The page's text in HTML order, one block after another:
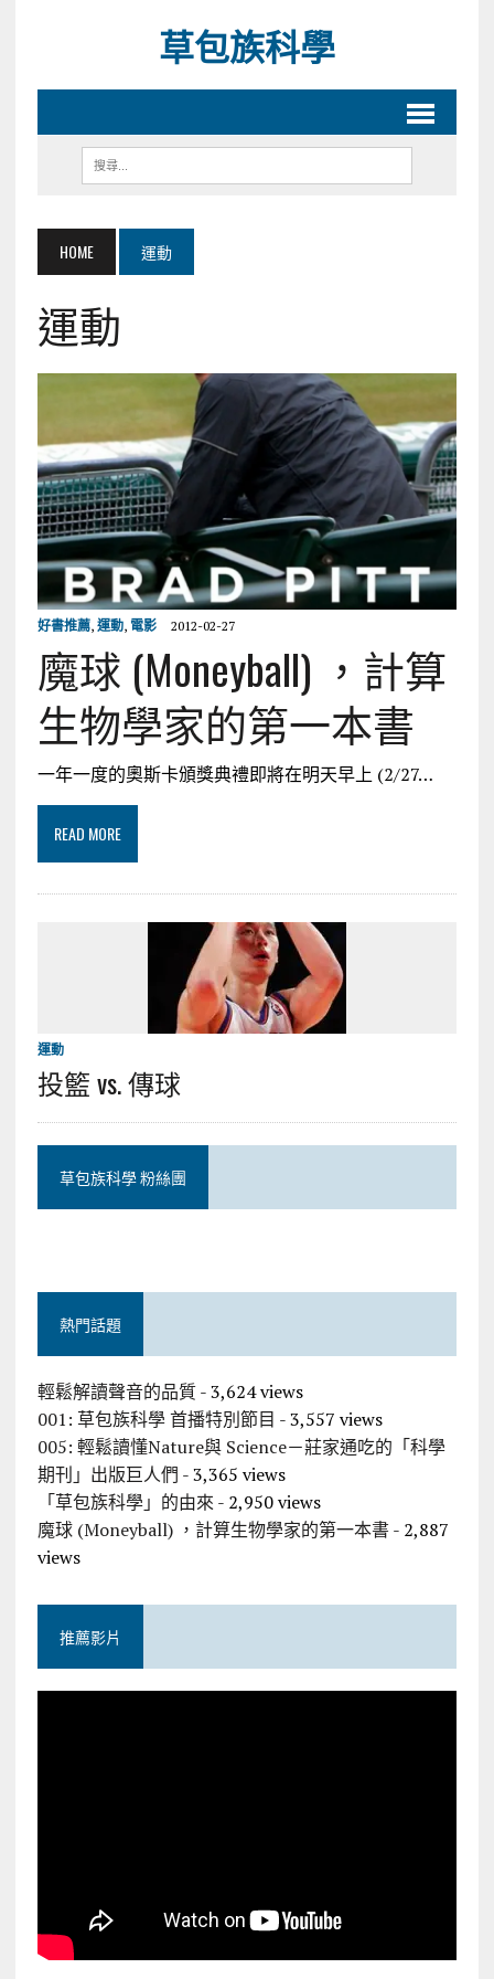
草包族科學
HOME 運動
運動
好書推薦, 運動, 電影 2012-02-27
魔球 (Moneyball) ，計算
生物學家的第一本書
一年一度的奧斯卡頒獎典禮即將在明天早上 (2/27…
READ MORE
運動
投籃 vs. 傳球
草包族科學 粉絲團
熱門話題
輕鬆解讀聲音的品質- 3,624 views
001: 草包族科學 首播特別節目 - 3,557 views
005: 輕鬆讀懂Nature與 Science－莊家通吃的「科學
期刊」出版巨人們 - 3,365 views
「草包族科學」的由來 - 2,950 views
魔球 (Moneyball) ，計算生物學家的第一本書- 2,887
views
推薦影片